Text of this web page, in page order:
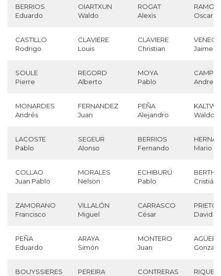
BERRIOS
Eduardo
OIARTXUN
Waldo
ROGAT
Alexis
RAMOS
Oscar
CASTILLO
Rodrigo
CLAVIERE
Louis
CLAVIERE
Christian
Jaime
SOULE
Pierre
REGORD
Alberto
MOYA
Pablo
Andres
MONARDES
Andrés
FERNANDEZ
Juan
PEÑA
Alejandro
Waldo
LACOSTE
Pablo
SEGEUR
Alonso
BERRIOS
Fernando
Mario
COLLAO
Juan Pablo
MORALES
Nelson
ECHIBURÚ
Pablo
Cristián
ZAMORANO
Francisco
VILLALÓN
Miguel
CARRASCO
César
PRIETO
David
PEÑA
Eduardo
ARAYA
Simón
MONTERO
Juan
Gonzalo
BOUYSSIERES
PEREIRA
CONTRERAS